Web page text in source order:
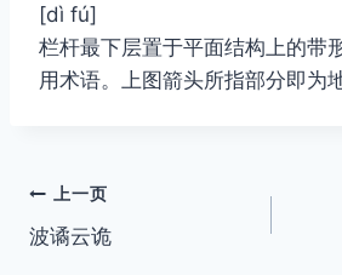
[dì fú]
栏杆最下层置于平面结构上的带
用术语。上图箭头所指部分即为
文
章
上一页
波谲云诡